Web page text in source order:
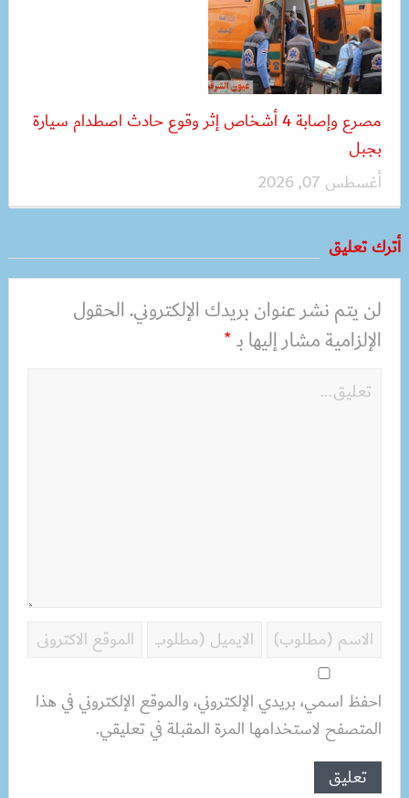
مصرع وإصابة 4 أشخاص إثر وقوع حادث اصطدام سيارة
بجبل
أغسطس 07, 2026
أترك تعليق
لن يتم نشر عنوان بريدك الإلكتروني.الحقول
الإلزامية مشار إليها بـ*
احفظ اسمي، بريدي الإلكتروني، والموقع الإلكتروني في هذا
المتصفح لاستخدامها المرة المقبلة في تعليقي.